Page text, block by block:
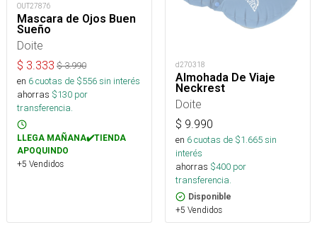
OUT27876
Mascara de Ojos Buen
Sueño
Doite
$ 3.333 $3.990
en 6cuotas de $556sin interés
ahorras $130 por
transferencia.
LLEGA MAÑANA✔️TIENDA
APOQUINDO
+5 Vendidos
d270318
Almohada De Viaje
Neckrest
Doite
$ 9.990
en 6cuotas de $1.665sin
interés
ahorras $400 por
transferencia.
Disponible
+5 Vendidos